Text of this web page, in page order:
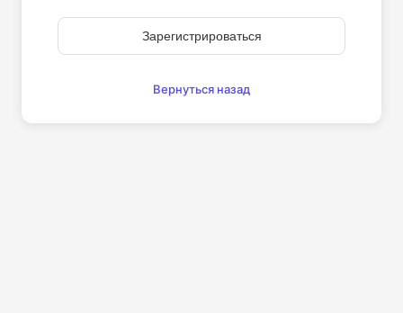
Зарегистрироваться
Вернуться назад